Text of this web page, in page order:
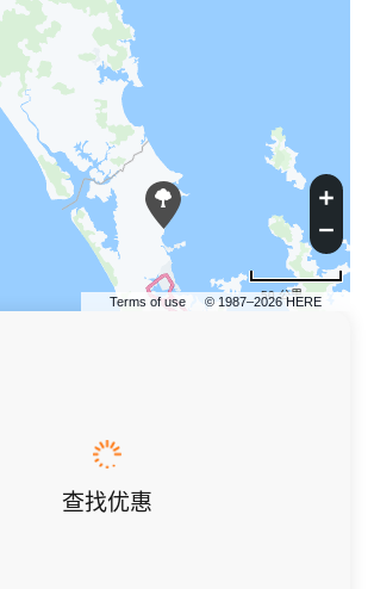
Terms of use © 1987–2026 HERE
50 公里
查找优惠